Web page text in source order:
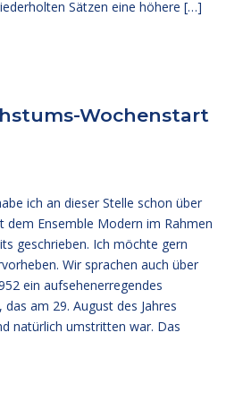
Sätzen eine höhere […]
Wochenstart
ich an dieser Stelle schon über
dem Ensemble Modern im Rahmen
geschrieben. Ich möchte gern
Wir sprachen auch über
ein aufsehenerregendes
am 29. August des Jahres
natürlich umstritten war. Das